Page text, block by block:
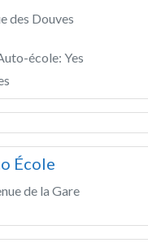
des Douves
école: Yes
École
de la Gare